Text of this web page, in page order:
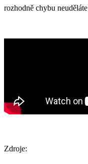
rozhodně chybu
Zdroje: